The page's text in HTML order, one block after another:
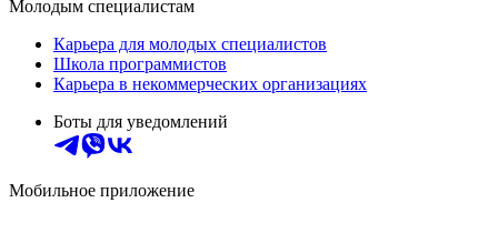
Молодым специалистам
Карьера для молодых специалистов
Школа программистов
Карьера в некоммерческих организациях
Боты для уведомлений
Мобильное приложение